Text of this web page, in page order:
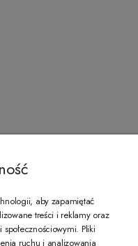
aby zapamiętać
treści i reklamy oraz
Pliki
ruchu i analizowania